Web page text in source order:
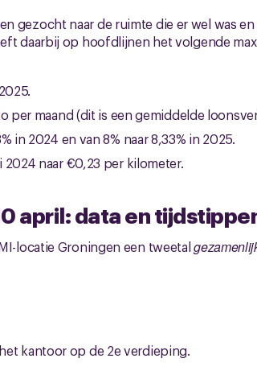
gezocht naar de ruimte die er wel was
daarbij op hoofdlijnen het volgende
per maand (dit is een gemiddelde
in 2024 en van 8% naar 8,33% in 2025.
naar €0,23 per kilometer.
april: data en
locatie Groningen een tweetal
kantoor op de 2e verdieping.